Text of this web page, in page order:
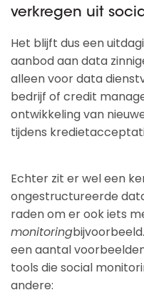
verkregen uit
Het blijft dus een
aanbod aan data
alleen voor data
bedrijf of credit
ontwikkeling van
tijdens
Echter zit er wel een
ongestructureerde
raden om er ook iets
monitoring
een aantal
tools die social
andere: